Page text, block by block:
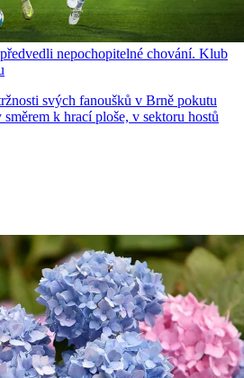
nepochopitelné chování. Klub
svých fanoušků v Brně pokutu
k hrací ploše, v sektoru hostů